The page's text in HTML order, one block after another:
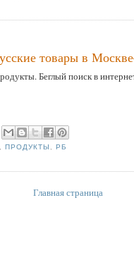
товары в
Беглый поиск в
,ПРОДУКТЫ ,РБ
Главная страница